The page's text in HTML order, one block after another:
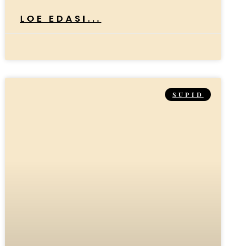
LOE EDASI...
SUPID